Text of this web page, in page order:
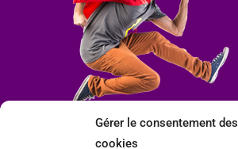
Gérer le consentement des
cookies